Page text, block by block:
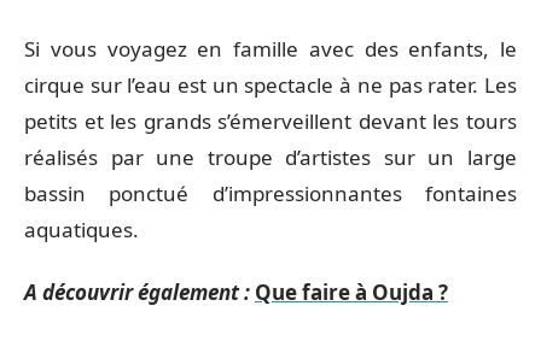
Si vous voyagez en famille avec des enfants, le
cirque sur l’eau est un spectacle à ne pas rater. Les
petits et les grands s’émerveillent devant les tours
réalisés par une troupe d’artistes sur un large
bassin ponctué d’impressionnantes fontaines
aquatiques.
A découvrir également : Que faire à Oujda ?